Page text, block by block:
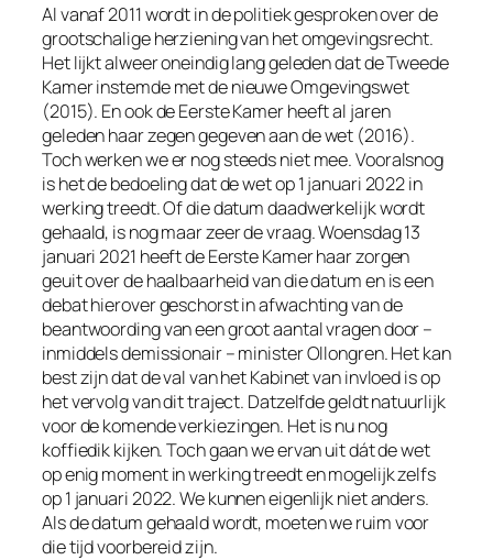
Al vanaf 2011 wordt in de politiek gesproken over de
grootschalige herziening van het omgevingsrecht.
Het lijkt alweer oneindig lang geleden dat de Tweede
Kamer instemde met de nieuwe Omgevingswet
(2015). En ook de Eerste Kamer heeft al jaren
geleden haar zegen gegeven aan de wet (2016).
Toch werken we er nog steeds niet mee. Vooralsnog
is het de bedoeling dat de wet op 1 januari 2022 in
werking treedt. Of die datum daadwerkelijk wordt
gehaald, is nog maar zeer de vraag. Woensdag 13
januari 2021 heeft de Eerste Kamer haar zorgen
geuit over de haalbaarheid van die datum en is een
debat hierover geschorst in afwachting van de
beantwoording van een groot aantal vragen door –
inmiddels demissionair – minister Ollongren. Het kan
best zijn dat de val van het Kabinet van invloed is op
het vervolg van dit traject. Datzelfde geldt natuurlijk
voor de komende verkiezingen. Het is nu nog
koffiedik kijken. Toch gaan we ervan uit dát de wet
op enig moment in werking treedt en mogelijk zelfs
op 1 januari 2022. We kunnen eigenlijk niet anders.
Als de datum gehaald wordt, moeten we ruim voor
die tijd voorbereid zijn.